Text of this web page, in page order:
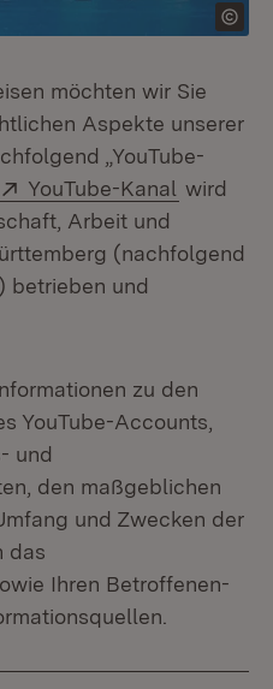
möchten wir Sie
Aspekte unserer
„YouTube-
Extern:
YouTube-Kanal (Öffnet
wird
Arbeit und
(nachfolgend
betrieben und
zu den
YouTube-Accounts,
und
den maßgeblichen
und Zwecken der
das
Ihren Betroffenen-